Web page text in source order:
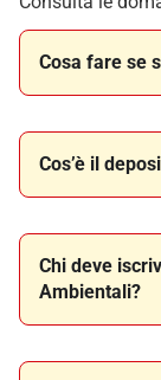
Cosa fare se
Cos’è il
Chi deve
Ambientali?